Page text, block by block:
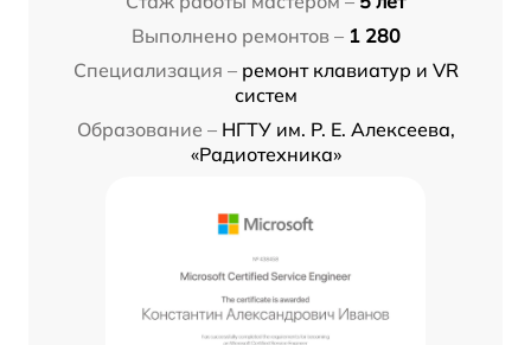
Выполнено ремонтов – 1 280
Специализация – ремонт клавиатур и VR
систем
Образование – НГТУ им. Р. Е. Алексеева,
«Радиотехника»